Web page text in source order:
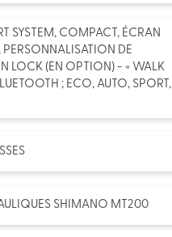
SYSTEM, COMPACT, ÉCRAN
DE
LOCK (EN OPTION) - « WALK
; ECO, AUTO, SPORT,
SHIMANO MT200